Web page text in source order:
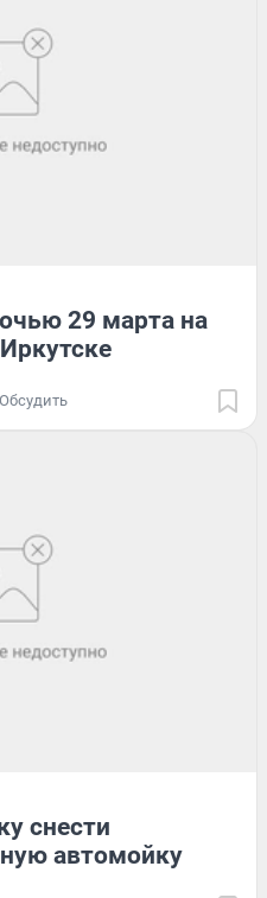
29 марта на
Обсудить
снести
автомойку